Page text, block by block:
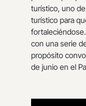
turístico, uno
turístico para
con una serie
propósito
de junio en el